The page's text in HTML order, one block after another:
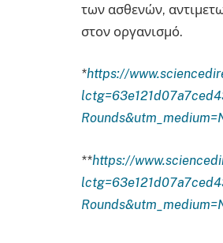
των ασθενών,
στον οργανισμό.
*https://
**https://